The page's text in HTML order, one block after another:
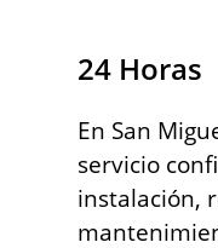
24 Horas
En San
servicio
instalación,